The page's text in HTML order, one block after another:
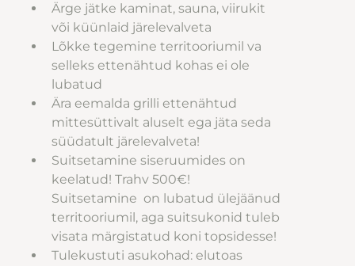
Ärge jätke kaminat, sauna, viirukit
või küünlaid järelevalveta
Lõkke tegemine territooriumil va
selleks ettenähtud kohas ei ole
lubatud
Ära eemalda grilli ettenähtud
mittesüttivalt aluselt ega jäta seda
süüdatult järelevalveta!
Suitsetamine siseruumides on
keelatud! Trahv 500€!
Suitsetamine  on lubatud ülejäänud
territooriumil, aga suitsukonid tuleb
visata märgistatud koni topsidesse!
Tulekustuti asukohad: elutoas